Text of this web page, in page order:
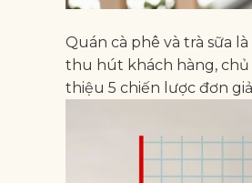
Quán cà phê và trà sữa
thu hút khách hàng, chủ
thiệu 5 chiến lược đơn